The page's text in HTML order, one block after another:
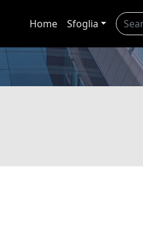
Home Sfoglia